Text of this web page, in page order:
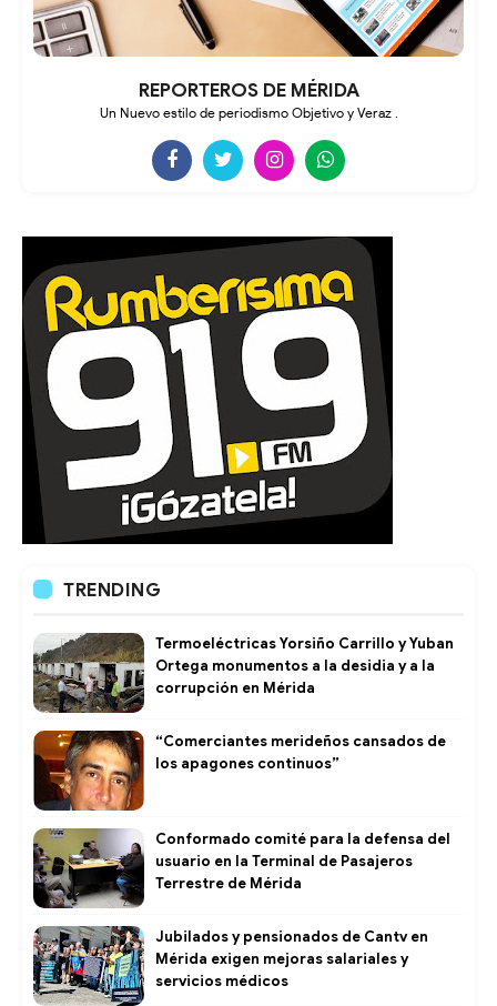
REPORTEROS DE MÉRIDA
Un Nuevo estilo de periodismo Objetivo y Veraz .
TRENDING
Termoeléctricas Yorsiño Carrillo y Yuban
Ortega monumentos a la desidia y a la
corrupción en Mérida
“Comerciantes merideños cansados de
los apagones continuos”
Conformado comité para la defensa del
usuario en la Terminal de Pasajeros
Terrestre de Mérida
Jubilados y pensionados de Cantv en
Mérida exigen mejoras salariales y
servicios médicos